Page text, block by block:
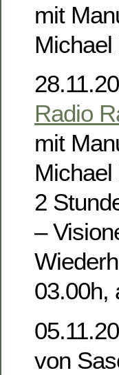
mit
Radio
mit
Michael
2
–
03.00h,
von